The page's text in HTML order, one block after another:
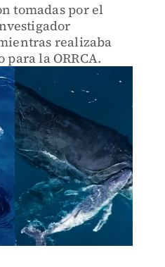
tomadas por el
la ORRCA.